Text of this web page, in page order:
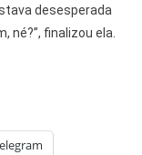
desesperada
né?”, finalizou ela.